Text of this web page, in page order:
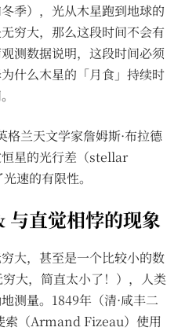
季），光从木星跑到地球的
穷大，那么这段时间不会有
测数据说明，这段时间必须
什么木星的「月食」持续时
格兰天文学家詹姆斯·布拉德
星的光行差（stellar
速的有限性。
与直觉相悖的现象
大，甚至是一个比较小的数
大，简直太小了！），人类
测量。1849年（清·咸丰二
索（Armand Fizeau）使用